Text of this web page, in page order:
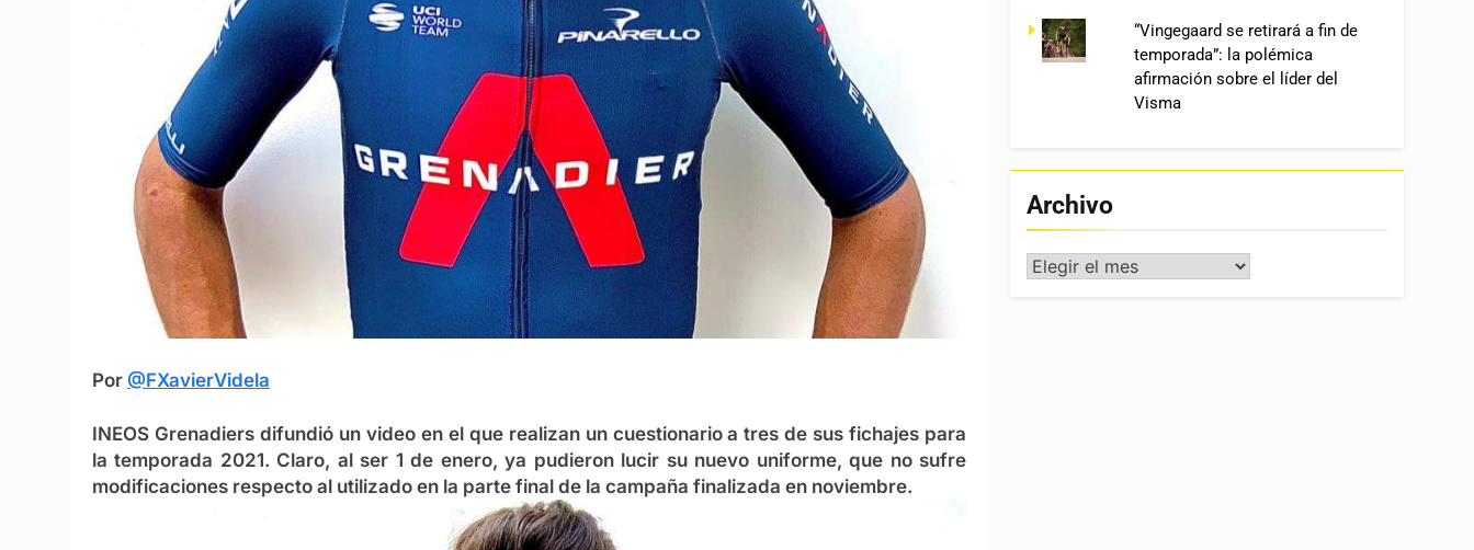
Por @FXavierVidela
INEOS Grenadiers difundió un video en el que realizan un cuestionario a tres de sus fichajes para
la temporada 2021. Claro, al ser 1 de enero, ya pudieron lucir su nuevo uniforme, que no sufre
modificaciones respecto al utilizado en la parte final de la campaña finalizada en noviembre.
“Vingegaard se retirará a fin de
temporada”: la polémica
afirmación sobre el líder del
Visma
Archivo
Archivo